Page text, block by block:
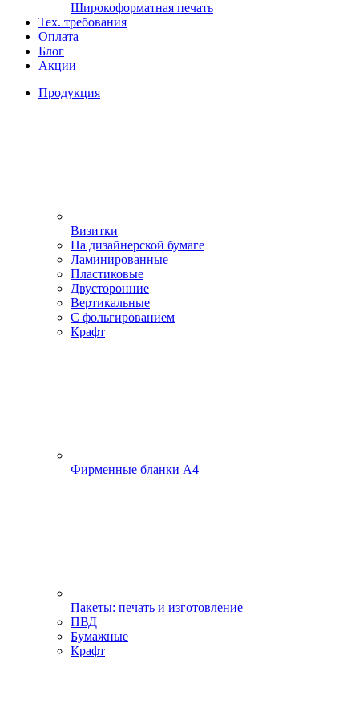
Широкоформатная печать
Тех. требования
Оплата
Блог
Акции
Продукция
Визитки
На дизайнерской бумаге
Ламинированные
Пластиковые
Двусторонние
Вертикальные
С фольгированием
Крафт
Фирменные бланки А4
Пакеты: печать и изготовление
ПВД
Бумажные
Крафт